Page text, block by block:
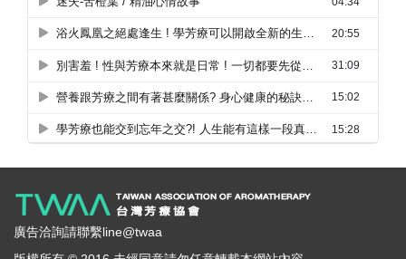
廣告洽詢請聯繫line@twaa